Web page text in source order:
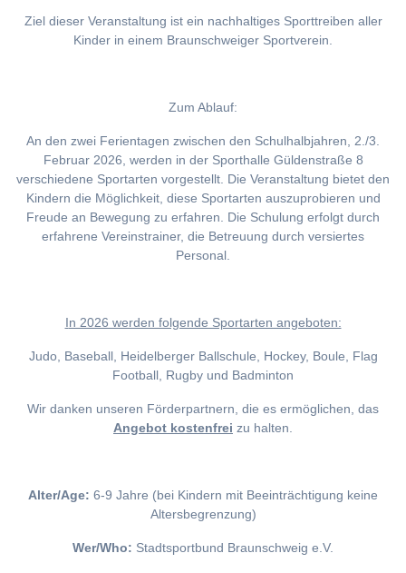
Ziel dieser Veranstaltung ist ein nachhaltiges Sporttreiben aller
Kinder in einem Braunschweiger Sportverein.
Zum Ablauf:
An den zwei Ferientagen zwischen den Schulhalbjahren, 2./3.
Februar 2026, werden in der Sporthalle Güldenstraße 8
verschiedene Sportarten vorgestellt. Die Veranstaltung bietet den
Kindern die Möglichkeit, diese Sportarten auszuprobieren und
Freude an Bewegung zu erfahren. Die Schulung erfolgt durch
erfahrene Vereinstrainer, die Betreuung durch versiertes
Personal.
In 2026 werden folgende Sportarten angeboten:
Judo, Baseball, Heidelberger Ballschule, Hockey, Boule, Flag
Football, Rugby und Badminton
Wir danken unseren Förderpartnern, die es ermöglichen, das
Angebot kostenfrei zu halten.
Alter/Age: 6-9 Jahre (bei Kindern mit Beeinträchtigung keine
Altersbegrenzung)
Wer/Who: Stadtsportbund Braunschweig e.V.